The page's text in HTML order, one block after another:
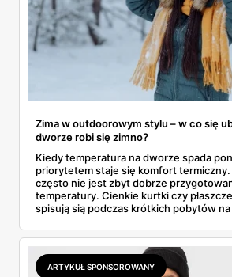
Zima w outdoorowym stylu – w co się
dworze robi się zimno?
Kiedy temperatura na dworze spada
priorytetem staje się komfort
często nie jest zbyt dobrze
temperatury. Cienkie kurtki czy
spisują sią podczas krótkich pobytów
zawitają siarczyste mrozy.
ARTYKUŁ SPONSOROWANY